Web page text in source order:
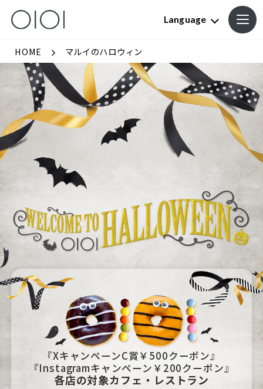
Language
HOME マルイのハロウィン
『XキャンペーンC賞￥500クーポン』
『Instagramキャンペーン￥200クーポン』
各店の対象カフェ・レストラン